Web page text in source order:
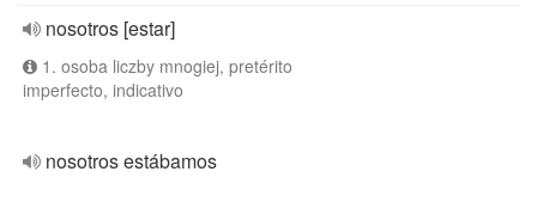
nosotros [estar]
1. osoba liczby mnogiej, pretérito
imperfecto, indicativo
nosotros estábamos